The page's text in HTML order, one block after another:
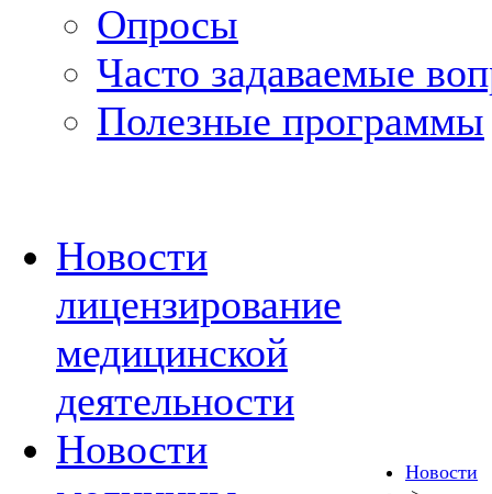
Опросы
Часто задаваемые
Полезные программы
Новости
лицензирование
медицинской
деятельности
Новости
Новости